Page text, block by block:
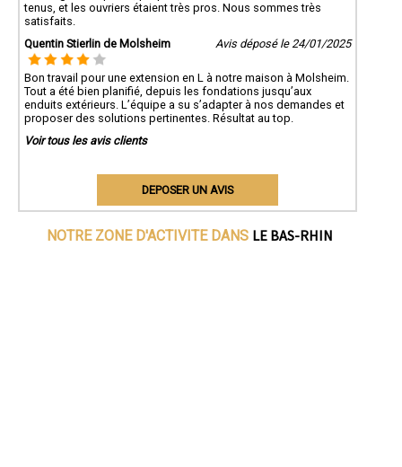
tenus, et les ouvriers étaient très pros. Nous sommes très
satisfaits.
Quentin Stierlin de Molsheim
Avis déposé le 24/01/2025
Bon travail pour une extension en L à notre maison à Molsheim.
Tout a été bien planifié, depuis les fondations jusqu’aux
enduits extérieurs. L’équipe a su s’adapter à nos demandes et
proposer des solutions pertinentes. Résultat au top.
Voir tous les avis clients
DEPOSER UN AVIS
NOTRE ZONE D'ACTIVITE DANS LE BAS-RHIN